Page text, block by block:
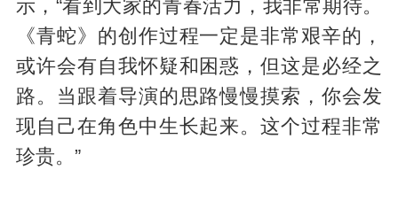
示，“看到大家的青春活力，我非常期待。
《青蛇》的创作过程一定是非常艰辛的，
或许会有自我怀疑和困惑，但这是必经之
路。当跟着导演的思路慢慢摸索，你会发
现自己在角色中生长起来。这个过程非常
珍贵。”